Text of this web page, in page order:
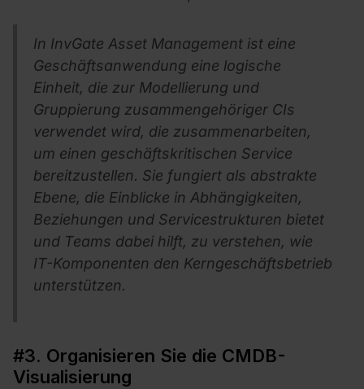
In InvGate Asset Management ist eine
Geschäftsanwendung eine logische
Einheit, die zur Modellierung und
Gruppierung zusammengehöriger CIs
verwendet wird, die zusammenarbeiten,
um einen geschäftskritischen Service
bereitzustellen. Sie fungiert als abstrakte
Ebene, die Einblicke in Abhängigkeiten,
Beziehungen und Servicestrukturen bietet
und Teams dabei hilft, zu verstehen, wie
IT-Komponenten den Kerngeschäftsbetrieb
unterstützen.
#3. Organisieren Sie die CMDB-
Visualisierung